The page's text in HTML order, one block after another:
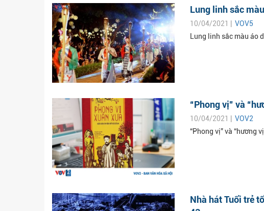
Lung linh sắc
10/04/2021 | VOV5
Lung linh sắc màu áo
“Phong vị” và
10/04/2021 | VOV2
“Phong vị” và “hương
Nhà hát Tuổi trẻ